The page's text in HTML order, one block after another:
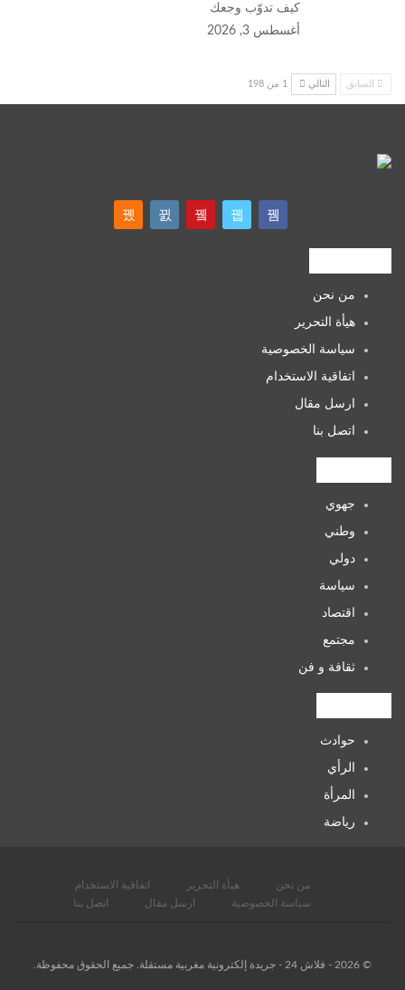
كيف تدوّب وجعك
أغسطس 3, 2026
السابق التالي 1 من 198
من نحن
هيأة التحرير
سياسة الخصوصية
اتفاقية الاستخدام
ارسل مقال
اتصل بنا
جهوي
وطني
دولي
سياسة
اقتصاد
مجتمع
ثقافة و فن
حوادث
الرأي
المرأة
رياضة
من نحن هيأة التحرير
اتفاقية الاستخدام
سياسة الخصوصية
ارسل مقال اتصل بنا
© 2026 - فلاش 24 - جريدة إلكترونية مغربية مستقلة. جميع الحقوق محفوظة.